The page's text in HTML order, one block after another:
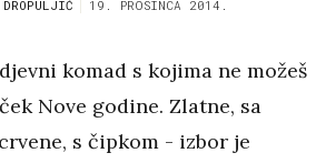
19. PROSINCA 2014.
komad s kojima ne možeš
Nove godine. Zlatne, sa
s čipkom - izbor je